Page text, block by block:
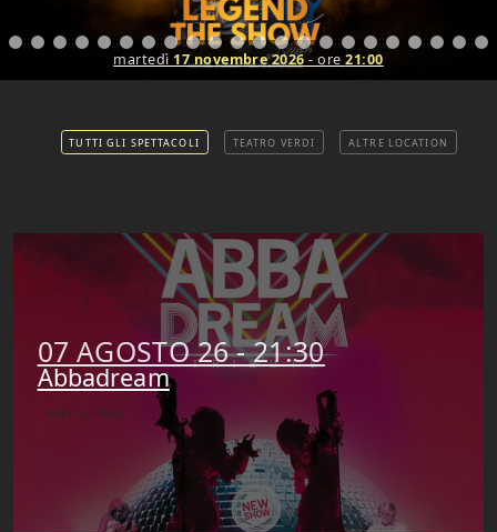
martedì 17 novembre 2026- ore21:00
TUTTI GLI SPETTACOLI TEATRO VERDI ALTRE LOCATION
07 AGOSTO 26 - 21:30
Abbadream
APRI SCHEDA